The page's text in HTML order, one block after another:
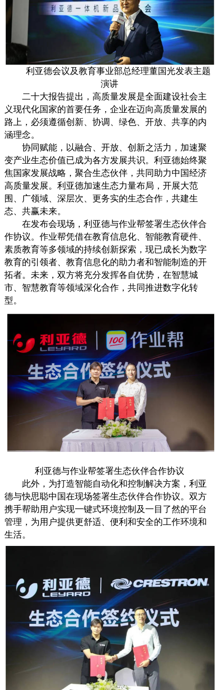
利亚德会议及教育事业部总经理董国光发表主题
演讲
二十大报告提出，高质量发展是全面建设社会主
义现代化国家的首要任务，企业在迈向高质量发展的
路上，必须遵循创新、协调、绿色、开放、共享的内
涵理念。
协同赋能，以融合、开放、创新之活力，加速聚
变产业生态价值已成为各方发展共识。利亚德始终聚
焦国家发展战略，聚合生态伙伴，共同助力中国经济
高质量发展。利亚德加速生态力量布局，开展大范
围、广领域、深层次、更务实的生态合作，共建生
态、共赢未来。
在发布会现场，利亚德与作业帮签署生态伙伴合
作协议。作业帮凭借在教育信息化、智能教育硬件、
素质教育等多领域的持续创新探索，现已成长为数字
教育的引领者、教育信息化的助力者和智能制造的开
拓者。未来，双方将充分发挥各自优势，在智慧城
市、智慧教育等领域深化合作，共同推进数字化转
型。
利亚德与作业帮签署生态伙伴合作协议
此外，为打造智能自动化和控制解决方案，利亚
德与快思聪中国在现场签署生态伙伴合作协议。双方
携手帮助用户实现一键式环境控制及一目了然的平台
管理，为用户提供更舒适、便利和安全的工作环境和
生活。